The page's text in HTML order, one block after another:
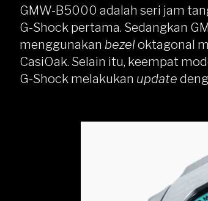
GMW-B5000 adalah seri jam
G-Shock pertama. Sedangkan
menggunakan bezeloktagonal
CasiOak. Selain itu, keempat
G-Shock melakukan update